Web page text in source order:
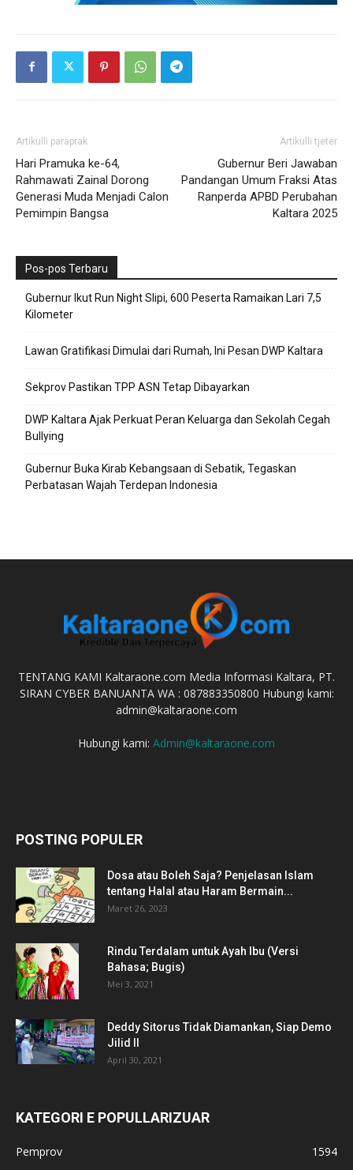
Artikulli paraprak
Hari Pramuka ke-64,
Rahmawati Zainal Dorong
Generasi Muda Menjadi Calon
Pemimpin Bangsa
Artikulli tjetër
Gubernur Beri Jawaban
Pandangan Umum Fraksi Atas
Ranperda APBD Perubahan
Kaltara 2025
Pos-pos Terbaru
Gubernur Ikut Run Night Slipi, 600 Peserta Ramaikan Lari 7,5
Kilometer
Lawan Gratifikasi Dimulai dari Rumah, Ini Pesan DWP Kaltara
Sekprov Pastikan TPP ASN Tetap Dibayarkan
DWP Kaltara Ajak Perkuat Peran Keluarga dan Sekolah Cegah
Bullying
Gubernur Buka Kirab Kebangsaan di Sebatik, Tegaskan
Perbatasan Wajah Terdepan Indonesia
TENTANG KAMI Kaltaraone.com Media Informasi Kaltara, PT.
SIRAN CYBER BANUANTA WA : 087883350800 Hubungi kami:
admin@kaltaraone.com
Hubungi kami: Admin@kaltaraone.com
POSTING POPULER
Dosa atau Boleh Saja? Penjelasan Islam
tentang Halal atau Haram Bermain...
Maret 26, 2023
Rindu Terdalam untuk Ayah Ibu (Versi
Bahasa; Bugis)
Mei 3, 2021
Deddy Sitorus Tidak Diamankan, Siap Demo
Jilid II
April 30, 2021
KATEGORI E POPULLARIZUAR
Pemprov
1594